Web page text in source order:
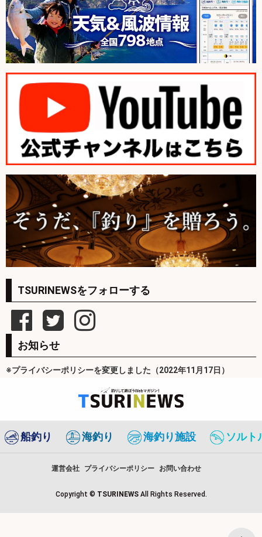
TSURINEWSをフォローする
お知らせ
※プライバシーポリシーを変更しました（2022年11月17日）
船釣り 海釣り 海釣り施設 ソルト
運営会社 プライバシーポリシー お問い合わせ
Copyright © TSURINEWS All Rights Reserved.